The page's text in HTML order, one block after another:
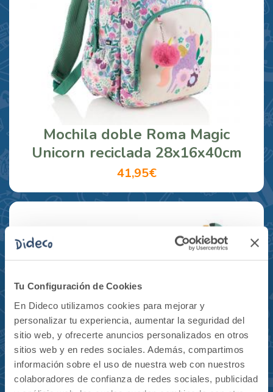
Tu Configuración de Cookies
En Dideco utilizamos cookies para mejorar y
personalizar tu experiencia, aumentar la seguridad del
sitio web, y ofrecerte anuncios personalizados en otros
sitios web y en redes sociales. Además, compartimos
información sobre el uso de nuestra web con nuestros
colaboradores de confianza de redes sociales, publicidad
Mochila doble Roma Magic
Unicorn reciclada 28x16x40cm
41,95€